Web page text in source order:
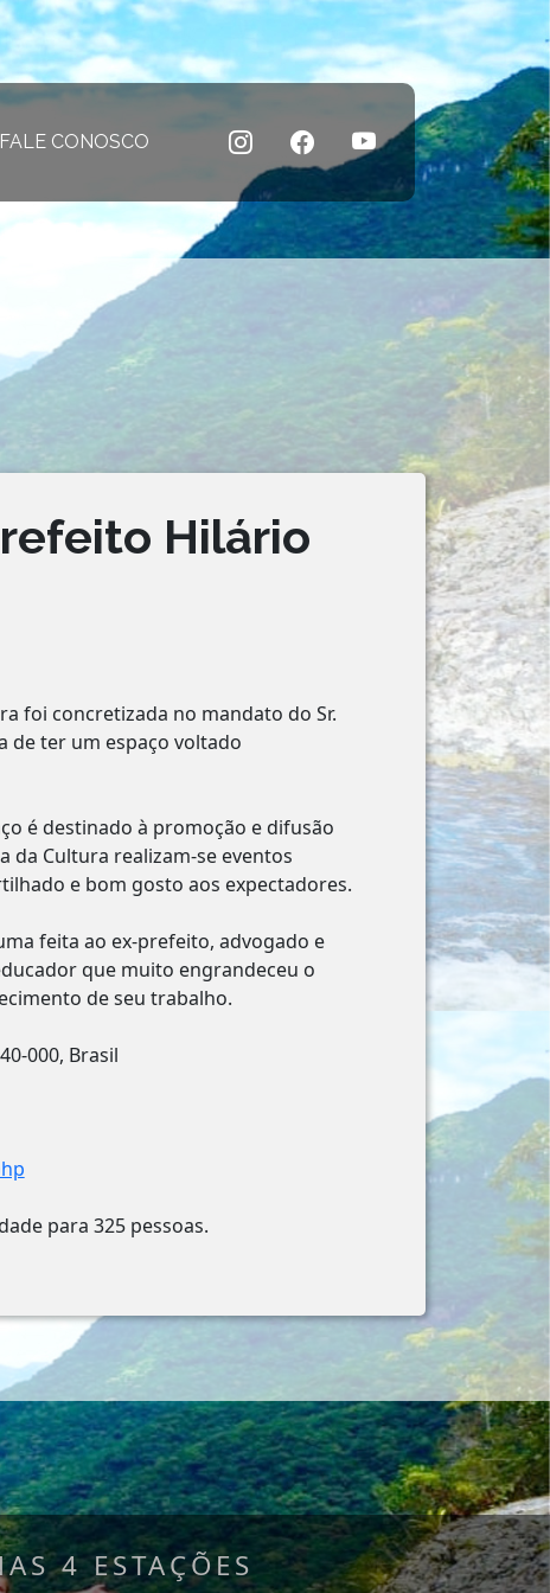
atual)
FALE CONOSCO (página atual)
Hilário
foi concretizada no mandato do Sr.
de ter um espaço voltado
é destinado à promoção e difusão
da Cultura realizam-se eventos
e bom gosto aos expectadores.
feita ao ex-prefeito, advogado e
que muito engrandeceu o
de seu trabalho.
000, Brasil
para 325 pessoas.
4 ESTAÇÕES